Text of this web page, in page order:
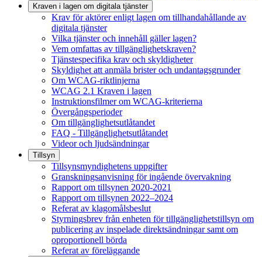
Kraven i lagen om digitala tjänster
Krav för aktörer enligt lagen om tillhandahållande av
digitala tjänster
Vilka tjänster och innehåll gäller lagen?
Vem omfattas av tillgänglighetskraven?
Tjänstespecifika krav och skyldigheter
Skyldighet att anmäla brister och undantagsgrunder
Om WCAG-riktlinjerna
WCAG 2.1 Kraven i lagen
Instruktionsfilmer om WCAG-kriterierna
Övergångsperioder
Om tillgänglighetsutlåtandet
FAQ - Tillgänglighetsutlåtandet
Videor och ljudsändningar
Tillsyn
Tillsynsmyndighetens uppgifter
Granskningsanvisning för ingående övervakning
Rapport om tillsynen 2020-2021
Rapport om tillsynen 2022–2024
Referat av klagomålsbeslut
Styrningsbrev från enheten för tillgänglighetstillsyn om
publicering av inspelade direktsändningar samt om
oproportionell börda
Referat av föreläggande